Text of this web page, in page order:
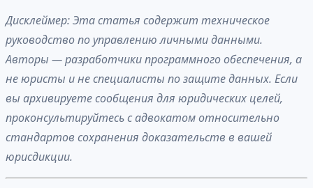
Дисклеймер: Эта статья содержит техническое
руководство по управлению личными данными.
Авторы — разработчики программного обеспечения, а
не юристы и не специалисты по защите данных. Если
вы архивируете сообщения для юридических целей,
проконсультируйтесь с адвокатом относительно
стандартов сохранения доказательств в вашей
юрисдикции.